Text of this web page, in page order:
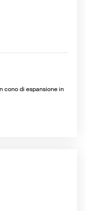
cono di espansione in